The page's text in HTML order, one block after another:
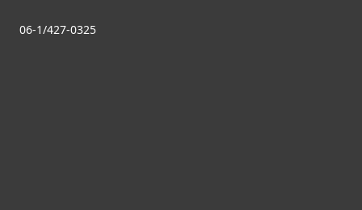
06-1/427-0325